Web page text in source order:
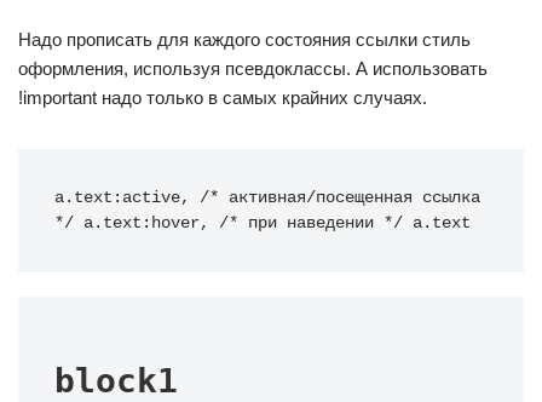
Надо прописать для каждого состояния ссылки стиль
оформления, используя псевдоклассы. А использовать
!important надо только в самых крайних случаях.
a.text:active, /* активная/посещенная ссылка
*/ a.text:hover, /* при наведении */ a.text
block1